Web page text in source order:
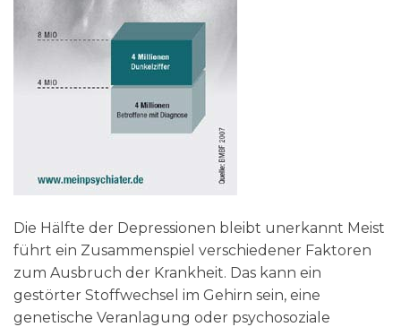
Die Hälfte der Depressionen bleibt unerkannt Meist
führt ein Zusammenspiel verschiedener Faktoren
zum Ausbruch der Krankheit. Das kann ein
gestörter Stoffwechsel im Gehirn sein, eine
genetische Veranlagung oder psychosoziale